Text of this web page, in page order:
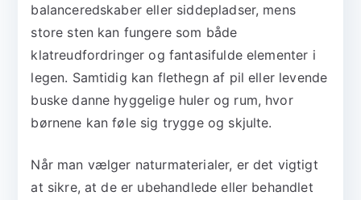
balanceredskaber eller siddepladser, mens
store sten kan fungere som både
klatreudfordringer og fantasifulde elementer i
legen. Samtidig kan flethegn af pil eller levende
buske danne hyggelige huler og rum, hvor
børnene kan føle sig trygge og skjulte.
Når man vælger naturmaterialer, er det vigtigt
at sikre, at de er ubehandlede eller behandlet